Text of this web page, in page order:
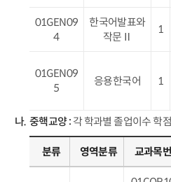
01GEN09
4
한국어발표와
작문Ⅱ
1
01GEN09
5
응용한국어 1
중핵교양 : 각 학과별 졸업이수 학
분류 영역분류 교과목